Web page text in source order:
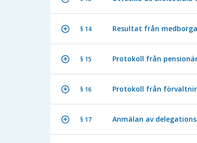
§ 14 Resultat från
§ 15 Protokoll från
§ 16 Protokoll från
§ 17 Anmälan av